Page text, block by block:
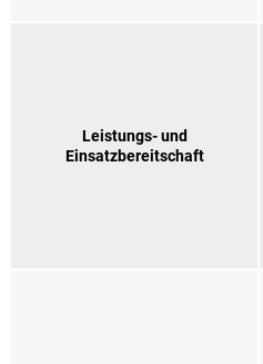
Leistungs- und
Einsatzbereitschaft